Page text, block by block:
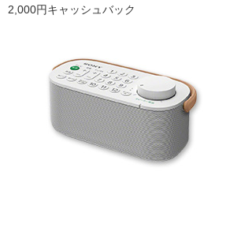
2,000円キャッシュバック